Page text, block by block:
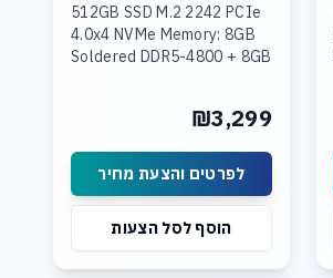
512GB SSD M.2 2242 PCIe
4.0x4 NVMe Memory: 8GB
Soldered DDR5-4800 + 8GB
UHD Graphics Display: 15.3
₪3,299
לפרטים והצעת מחיר
הוסף לסל הצעות